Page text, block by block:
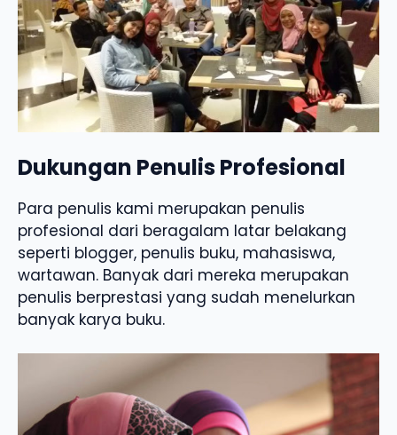
Dukungan Penulis Profesional
Para penulis kami merupakan penulis
profesional dari beragalam latar belakang
seperti blogger, penulis buku, mahasiswa,
wartawan. Banyak dari mereka merupakan
penulis berprestasi yang sudah menelurkan
banyak karya buku.